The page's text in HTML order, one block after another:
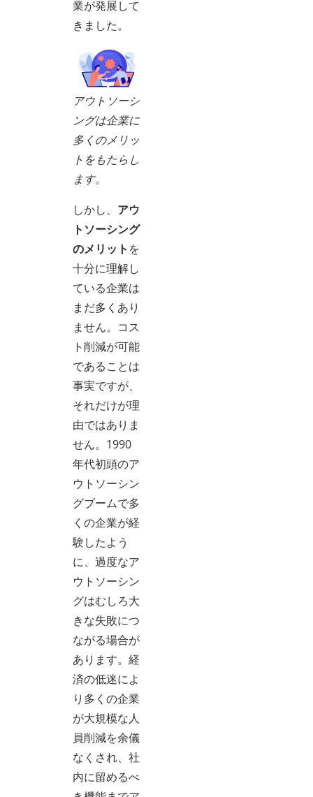
業が発展して
きました。
アウトソーシ
ングは企業に
多くのメリッ
トをもたらし
ます。
しかし、 アウ
トソーシング
のメリット を
十分に理解し
ている企業は
まだ多くあり
ません。コス
ト削減が可能
であることは
事実ですが、
それだけが理
由ではありま
せん。1990
年代初頭のア
ウトソーシン
グブームで多
くの企業が経
験したよう
に、過度なア
ウトソーシン
グはむしろ大
きな失敗につ
ながる場合が
あります。経
済の低迷によ
り多くの企業
が大規模な人
員削減を余儀
なくされ、社
内に留めるべ